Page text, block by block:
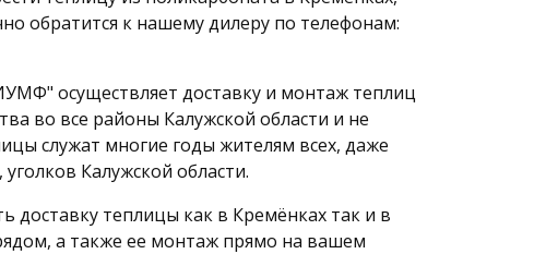
обратится к нашему дилеру по телефонам:
осуществляет доставку и монтаж теплиц
во все районы Калужской области и не
служат многие годы жителям всех, даже
Калужской области.
доставку теплицы как в Кремёнках так и в
а также ее монтаж прямо на вашем